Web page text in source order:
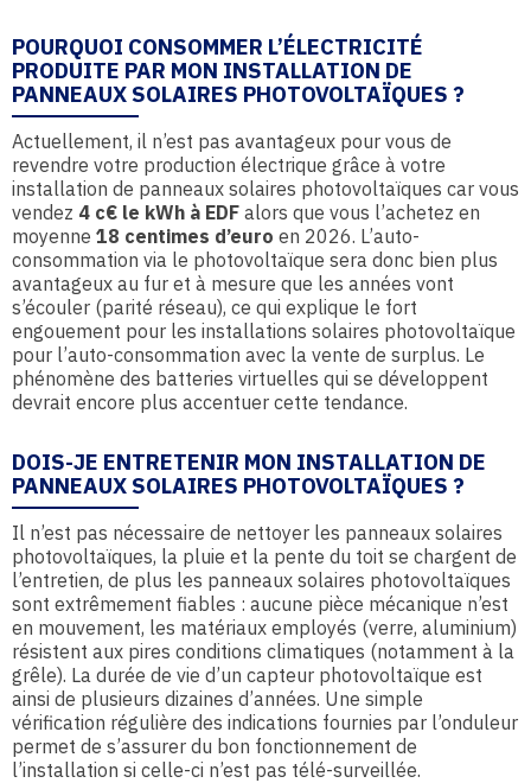
POURQUOI CONSOMMER L’ÉLECTRICITÉ
PRODUITE PAR MON INSTALLATION DE
PANNEAUX SOLAIRES PHOTOVOLTAÏQUES ?
Actuellement, il n’est pas avantageux pour vous de
revendre votre production électrique grâce à votre
installation de panneaux solaires photovoltaïques car vous
vendez 4 c€ le kWh à EDF alors que vous l’achetez en
moyenne 18 centimes d’euro en 2026. L’auto-
consommation via le photovoltaïque sera donc bien plus
avantageux au fur et à mesure que les années vont
s’écouler (parité réseau), ce qui explique le fort
engouement pour les installations solaires photovoltaïque
pour l’auto-consommation avec la vente de surplus. Le
phénomène des batteries virtuelles qui se développent
devrait encore plus accentuer cette tendance.
DOIS-JE ENTRETENIR MON INSTALLATION DE
PANNEAUX SOLAIRES PHOTOVOLTAÏQUES ?
Il n’est pas nécessaire de nettoyer les panneaux solaires
photovoltaïques, la pluie et la pente du toit se chargent de
l’entretien, de plus les panneaux solaires photovoltaïques
sont extrêmement fiables : aucune pièce mécanique n’est
en mouvement, les matériaux employés (verre, aluminium)
résistent aux pires conditions climatiques (notamment à la
grêle). La durée de vie d’un capteur photovoltaïque est
ainsi de plusieurs dizaines d’années. Une simple
vérification régulière des indications fournies par l’onduleur
permet de s’assurer du bon fonctionnement de
l’installation si celle-ci n’est pas télé-surveillée.